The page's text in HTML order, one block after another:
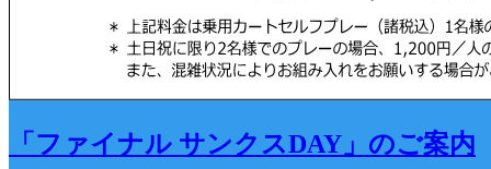
「ファイナル サンクスDAY」のご案内